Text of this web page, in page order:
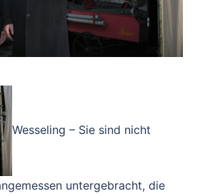
Wesseling – Sie sind nicht
untergebracht, die